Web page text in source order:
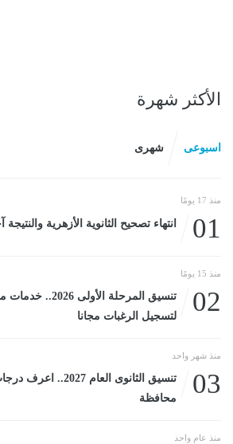
الأكثر شهرة
اسبوعى شهرى
منذ 17 يومًا
01 انتهاء تصحيح الثانوية الأزهرية
منذ 15 يومًا
02
تنسيق المرحلة
لتسجيل الرغبات مجانا
منذ شهر واحد
03
محافظة
منذ عام واحد